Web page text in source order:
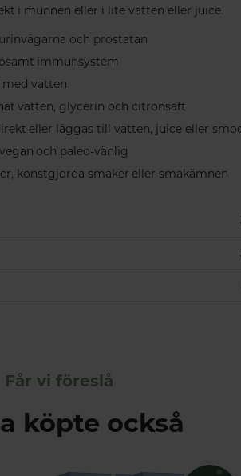
i munnen eller i lite vatten eller juice.
och prostatan
immunsystem
med vatten
vatten, glycerin och citronsaft
eller läggas till vatten, juice eller
och paleo-vänlig
konstgjorda smaker eller smakämnen
Får vi föreslå
köpte också